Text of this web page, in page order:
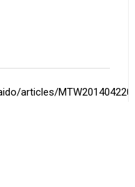
articles/